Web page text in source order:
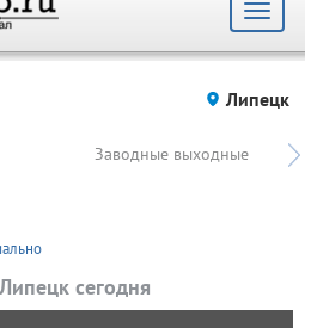
Toggle
Липецк
Заводные выходные
сегодня